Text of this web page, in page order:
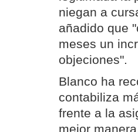
niegan a
añadido que
meses un
objeciones".
Blanco ha
contabiliza
frente a la
mejor